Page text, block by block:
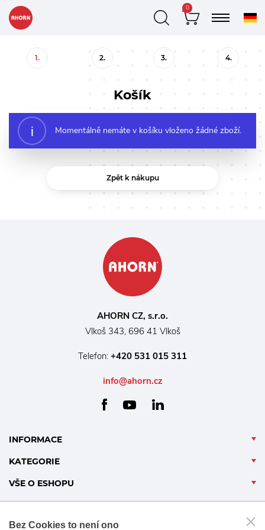
0
1. 2. 3. 4.
Košík
Momentálně nemáte v košíku vloženo žádné zboží.
Zpět k nákupu
AHORN CZ, s.r.o.
Vlkoš 343, 696 41 Vlkoš
Telefon: +420 531 015 311
info@ahorn.cz
facebook youtube
INFORMACE
KATEGORIE
VŠE O ESHOPU
Bez Cookies to není ono